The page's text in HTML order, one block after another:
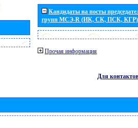
Кандидаты на посты
групп МСЭ-R (ИК, СК, ПСК, КГР)
Прочая информация
Для контактов